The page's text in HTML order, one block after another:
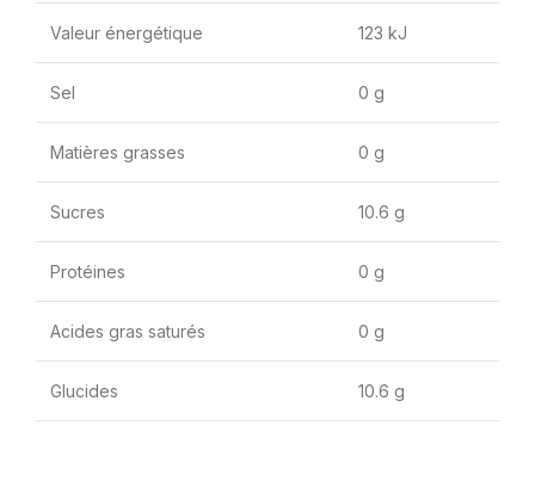
Valeur énergétique 123 kJ
Sel 0 g
Matières grasses 0 g
Sucres 10.6 g
Protéines 0 g
Acides gras saturés 0 g
Glucides 10.6 g